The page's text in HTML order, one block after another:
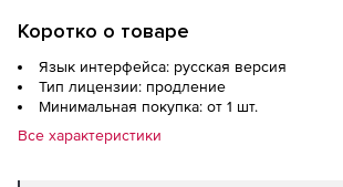
Коротко о товаре
Язык интерфейса: русская версия
Тип лицензии: продление
Минимальная покупка: от 1 шт.
Все характеристики